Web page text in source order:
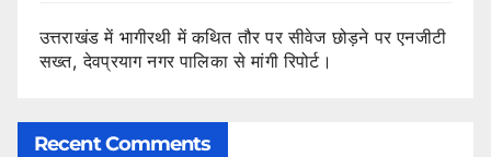
उत्तराखंड में भागीरथी में कथित तौर पर सीवेज छोड़ने पर एनजीटी
सख्त, देवप्रयाग नगर पालिका से मांगी रिपोर्ट।
Recent Comments